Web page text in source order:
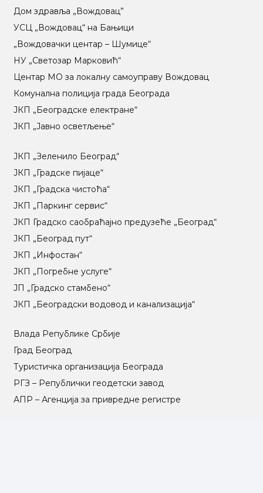
Дом здравља „Вождовац”
УСЦ „Вождовац“ на Бањици
„Вождовачки центар – Шумице“
НУ „Светозар Марковић“
Центар МO за локалну самоуправу Вождовац
Комунална полиција града Београда
ЈКП „Београдске електране“
ЈКП „Јавно осветљење“
ЈКП „Зеленило Београд“
ЈКП „Градске пијаце“
ЈКП „Градска чистоћа“
ЈКП „Паркинг сервис“
ЈКП Градско саобраћајно предузеће „Београд“
ЈКП „Београд пут“
ЈКП „Инфостан“
ЈКП „Погребне услуге“
ЈП „Градско стамбено“
ЈКП „Београдски водовод и канализација“
Влада Републике Србије
Град Београд
Туристичка организација Београда
РГЗ – Републички геодетски завод
АПР – Агенција за привредне регистре